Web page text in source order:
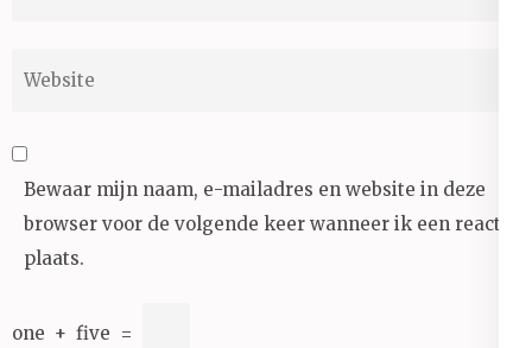
Bewaar mijn naam, e-mailadres en website in deze
browser voor de volgende keer wanneer ik een reactie
plaats.
one + five =